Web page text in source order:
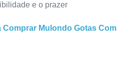
e o prazer
Comprar Mulondo Gotas Com